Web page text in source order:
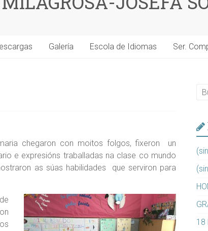
Galería Escola de Idiomas Ser.
chegaron con moitos folgos, fixeron un
e expresións traballadas na clase co mundo
as súas habilidades que serviron para
18